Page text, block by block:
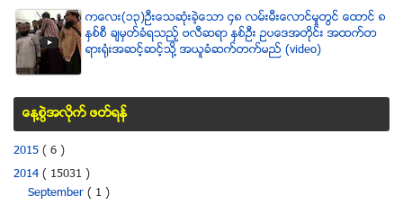
ကေလး(၁၃)ဦးေသဆံုးခဲ့ေသာ ၄၈ လမ္းမီးေလာင္မႈတြင္ ေထာင္ ၈
ႏွစ္စီ ခ်မွတ္ခံရသည့္ ဗလီဆရာ ႏွစ္ဦး ဥပေဒအတိုင္း အထက္တ
ရားရံုးအဆင့္ဆင့္သို႔ အယူခံဆက္တက္မည္ (video)
ေန႔စြဲအလိုက္ ဖတ္ရန္
2015 ( 6 )
2014 ( 15031 )
September ( 1 )